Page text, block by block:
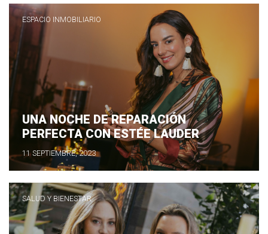
ESPACIO INMOBILIARIO
UNA NOCHE DE REPARACIÓN
PERFECTA CON ESTÉE LAUDER
11 SEPTIEMBRE, 2023
SALUD Y BIENESTAR